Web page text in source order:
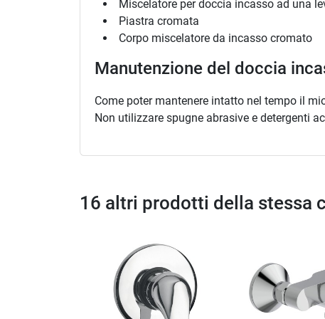
Miscelatore per doccia incasso ad una
Piastra cromata
Corpo miscelatore da incasso cromato
Manutenzione del doccia
Come poter mantenere intatto nel tempo il
Non utilizzare spugne abrasive e detergenti
16 altri prodotti della stessa